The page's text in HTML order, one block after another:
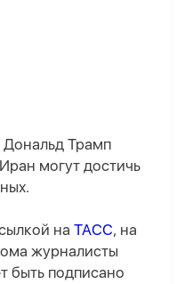
Трамп
могут достичь
на ТАСС, на
журналисты
быть подписано